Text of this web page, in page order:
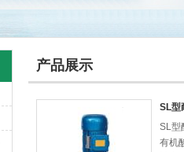
产品展示
SL型
SL型
有机